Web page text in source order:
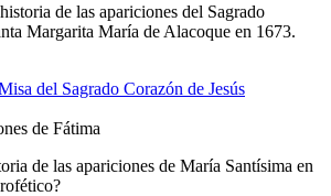
de las apariciones del Sagrado
Margarita María de Alacoque en 1673.
de Fátima
de las apariciones de María Santísima en